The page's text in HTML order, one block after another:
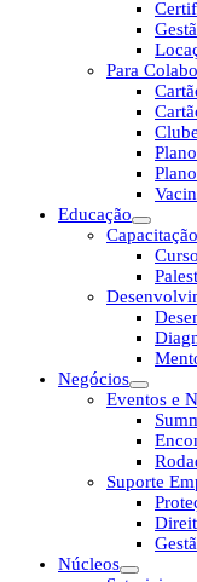
Para
Educação
Capacitação
Negócios
Eventos e
Suporte
Núcleos